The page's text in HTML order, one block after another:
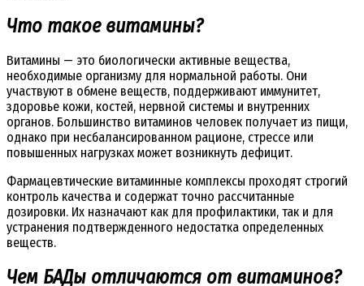
Что такое витамины?
Витамины — это биологически активные вещества,
необходимые организму для нормальной работы. Они
участвуют в обмене веществ, поддерживают иммунитет,
здоровье кожи, костей, нервной системы и внутренних
органов. Большинство витаминов человек получает из пищи,
однако при несбалансированном рационе, стрессе или
повышенных нагрузках может возникнуть дефицит.
Фармацевтические витаминные комплексы проходят строгий
контроль качества и содержат точно рассчитанные
дозировки. Их назначают как для профилактики, так и для
устранения подтвержденного недостатка определенных
веществ.
Чем БАДы отличаются от витаминов?